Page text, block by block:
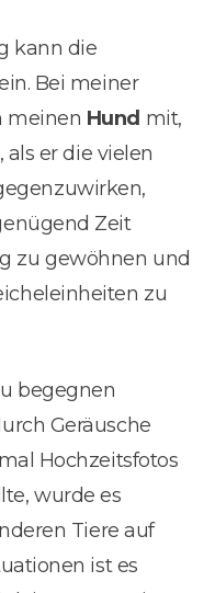
kann die
Bei meiner
meinen Hund mit,
er die vielen
Zeit
zu gewöhnen und
zu
begegnen
Geräusche
Hochzeitsfotos
wurde es
Tiere auf
ist es